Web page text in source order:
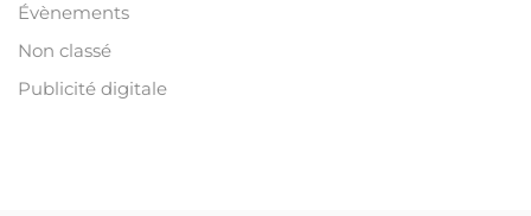
Évènements
Non classé
Publicité digitale